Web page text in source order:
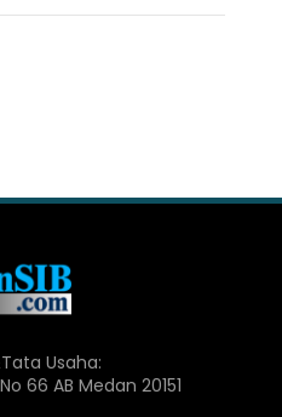
Usaha:
66 AB Medan 20151